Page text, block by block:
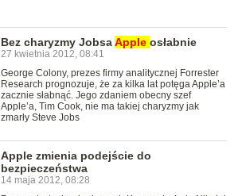
Bez charyzmy JobsaApple osłabnie
27 kwietnia 2012, 08:41
George Colony, prezes firmy analitycznej Forrester
Research prognozuje, że za kilka lat potęga Apple’a
zacznie słabnąć. Jego zdaniem obecny szef
Apple’a, Tim Cook, nie ma takiej charyzmy jak
zmarły Steve Jobs
Apple zmienia podejście do
bezpieczeństwa
14 maja 2012, 08:28